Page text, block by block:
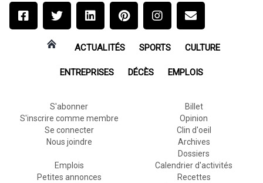
ACTUALITÉS SPORTS CULTURE
ENTREPRISES DÉCÈS EMPLOIS
S'abonner
S'inscrire comme membre
Se connecter
Nous joindre
Billet
Opinion
Clin d'oeil
Archives
Dossiers
Emplois
Petites annonces
Calendrier d'activités
Recettes